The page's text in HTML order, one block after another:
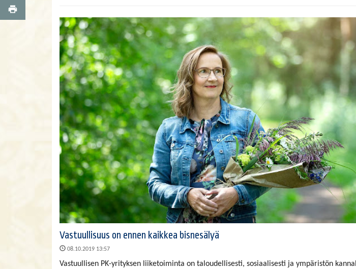
Vastuullisuus on ennen kaikkea bisnesälyä
08.10.2019 13:57
Vastuullisen PK-yrityksen liiketoiminta on taloudellisesti, sosiaalisesti ja ympäristön